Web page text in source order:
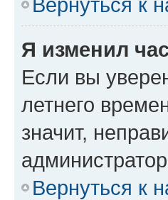
Я изменил
Если вы
летнего
значит,
Вернуться к